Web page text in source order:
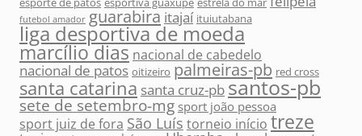
futebol amador guarabira itajaí ituiutabana
liga desportiva de moeda
marcílio dias nacional de cabedelo
nacional de patos oitizeiro palmeiras-pb red cross
santa catarina santa cruz-pbsantos-pb
sete de setembro-mg sport joão pessoa
sport juiz de fora São Luís torneio início treze